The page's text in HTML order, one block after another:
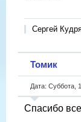
Сергей
Томик
Дата: Суббота,
Спасибо